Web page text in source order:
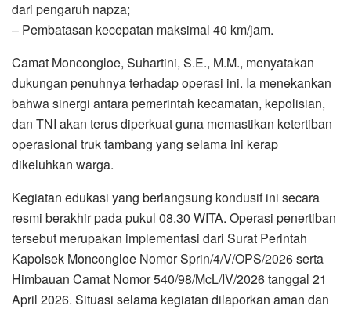
dari pengaruh napza;
– Pembatasan kecepatan maksimal 40 km/jam.
Camat Moncongloe, Suhartini, S.E., M.M., menyatakan
dukungan penuhnya terhadap operasi ini. Ia menekankan
bahwa sinergi antara pemerintah kecamatan, kepolisian,
dan TNI akan terus diperkuat guna memastikan ketertiban
operasional truk tambang yang selama ini kerap
dikeluhkan warga.
Kegiatan edukasi yang berlangsung kondusif ini secara
resmi berakhir pada pukul 08.30 WITA. Operasi penertiban
tersebut merupakan implementasi dari Surat Perintah
Kapolsek Moncongloe Nomor Sprin/4/V/OPS/2026 serta
Himbauan Camat Nomor 540/98/McL/IV/2026 tanggal 21
April 2026. Situasi selama kegiatan dilaporkan aman dan